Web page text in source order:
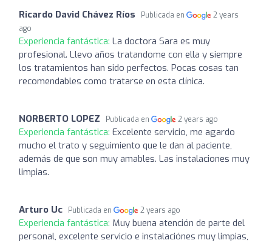
Ricardo David Chávez Ríos Publicada en
2 years
ago
Experiencia fantástica: La doctora Sara es muy
profesional. Llevo años tratandome con ella y siempre
los tratamientos han sido perfectos. Pocas cosas tan
recomendables como tratarse en esta clínica.
NORBERTO LOPEZ Publicada en 2 years ago
Experiencia fantástica: Excelente servicio, me agardo
mucho el trato y seguimiento que le dan al paciente,
además de que son muy amables. Las instalaciones muy
limpias.
Arturo Uc Publicada en 2 years ago
Experiencia fantástica: Muy buena atención de parte del
personal, excelente servicio e instalaciónes muy limpias,